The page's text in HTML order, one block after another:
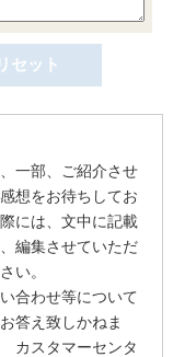
一部、ご紹介させ
想をお待ちしてお
には、文中に記載
編集させていただ
い。
合わせ等について
答え致しかねま
カスタマーセンタ